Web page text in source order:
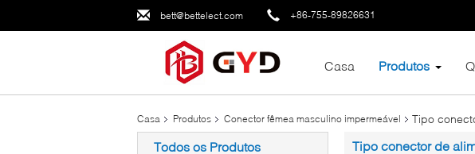
bett@bettelect.com +86-755-89826631
Casa Produtos
Casa Produtos Conector fêmea masculino impermeável Tipo
Todos os Produtos Tipo conector de